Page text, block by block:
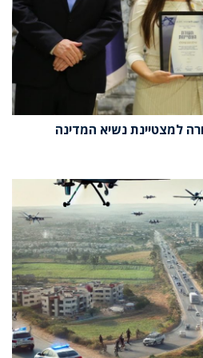
למצטיינת נשיא המדינה